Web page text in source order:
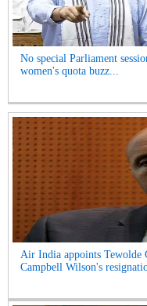
No special Parliament
women's quota buzz...
Air India appoints Tewolde
Campbell Wilson's